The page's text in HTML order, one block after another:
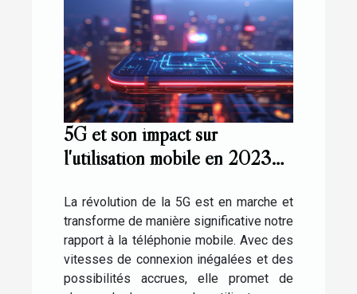
5G et son impact sur
l'utilisation mobile en 2023
pour les consommateurs
La révolution de la 5G est en marche et
transforme de manière significative notre
rapport à la téléphonie mobile. Avec des
vitesses de connexion inégalées et des
possibilités accrues, elle promet de